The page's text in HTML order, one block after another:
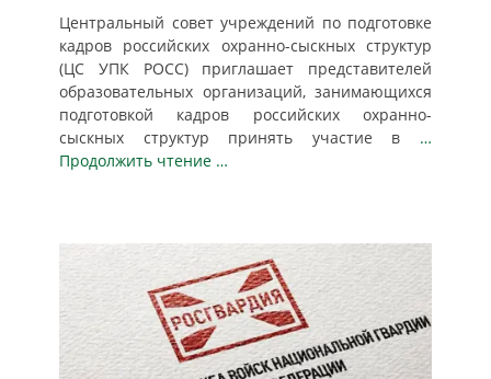
Центральный совет учреждений по подготовке
кадров российских охранно-сыскных структур
(ЦС УПК РОСС) приглашает представителей
образовательных организаций, занимающихся
подготовкой кадров российских охранно-
сыскных структур принять участие в …
Продолжить чтение …